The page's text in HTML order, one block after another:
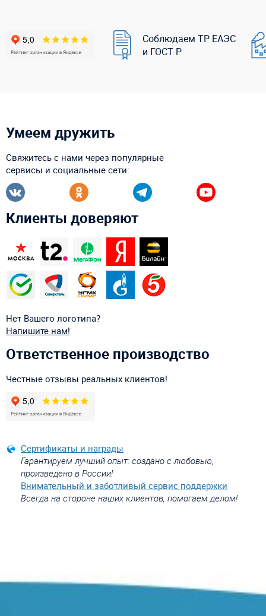
Соблюдаем ТР ЕАЭС
и ГОСТ Р
Умеем дружить
Свяжитесь с нами через популярные
сервисы и социальные сети:
Клиенты доверяют
Нет Вашего логотипа?
Напишите нам!
Ответственное производство
Честные отзывы реальных клиентов!
Сертификаты и награды
Гарантируем лучший опыт: создано с любовью,
произведено в России!
Внимательный и заботливый сервис поддержки
Всегда на стороне наших клиентов, помогаем делом!